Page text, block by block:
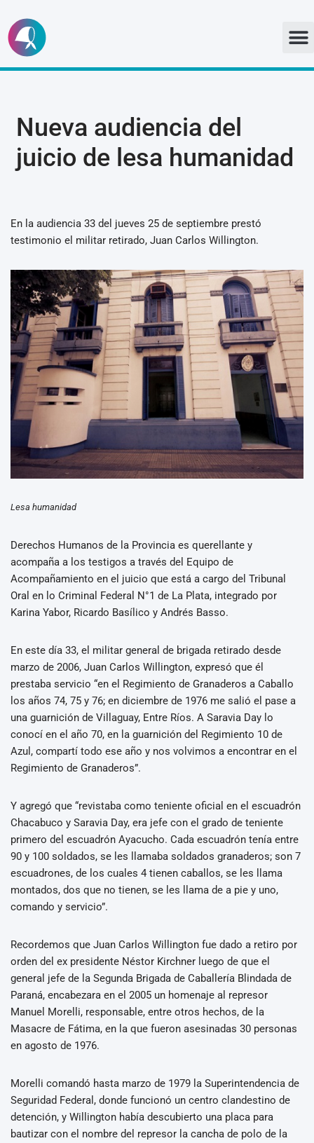
Ir
al
Nueva audiencia del
juicio de lesa humanidad
En la audiencia 33 del jueves 25 de septiembre prestó
testimonio el militar retirado, Juan Carlos Willington.
Lesa humanidad
Derechos Humanos de la Provincia es querellante y
acompaña a los testigos a través del Equipo de
Acompañamiento en el juicio que está a cargo del Tribunal
Oral en lo Criminal Federal N°1 de La Plata, integrado por
Karina Yabor, Ricardo Basílico y Andrés Basso.
En este día 33, el militar general de brigada retirado desde
marzo de 2006, Juan Carlos Willington, expresó que él
prestaba servicio “en el Regimiento de Granaderos a Caballo
los años 74, 75 y 76; en diciembre de 1976 me salió el pase a
una guarnición de Villaguay, Entre Ríos. A Saravia Day lo
conocí en el año 70, en la guarnición del Regimiento 10 de
Azul, compartí todo ese año y nos volvimos a encontrar en el
Regimiento de Granaderos”.
Y agregó que “revistaba como teniente oficial en el escuadrón
Chacabuco y Saravia Day, era jefe con el grado de teniente
primero del escuadrón Ayacucho. Cada escuadrón tenía entre
90 y 100 soldados, se les llamaba soldados granaderos; son 7
escuadrones, de los cuales 4 tienen caballos, se les llama
montados, dos que no tienen, se les llama de a pie y uno,
comando y servicio”.
Recordemos que Juan Carlos Willington fue dado a retiro por
orden del ex presidente Néstor Kirchner luego de que el
general jefe de la Segunda Brigada de Caballería Blindada de
Paraná, encabezara en el 2005 un homenaje al represor
Manuel Morelli, responsable, entre otros hechos, de la
Masacre de Fátima, en la que fueron asesinadas 30 personas
en agosto de 1976.
Morelli comandó hasta marzo de 1979 la Superintendencia de
Seguridad Federal, donde funcionó un centro clandestino de
detención, y Willington había descubierto una placa para
bautizar con el nombre del represor la cancha de polo de la